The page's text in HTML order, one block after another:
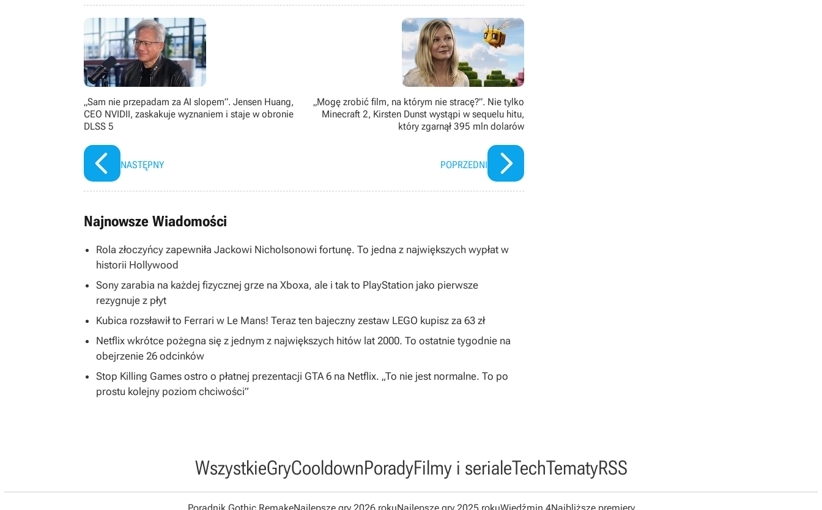
papierowymi), bijatykami, soulslike’ami i w zasadzie wszystkim, co dotyczy gier jako takich. Potrafi
zachwycać się pikselowymi postaciami z gier pamiętających czasy Game Boya łupanego (jeśli nie
starszymi).
„Sam nie przepadam za AI slopem”. Jensen Huang,
CEO NVIDII, zaskakuje wyznaniem i staje w obronie
DLSS 5
NASTĘPNY
„Mogę zrobić film, na którym nie stracę?”. Nie tylko
Minecraft 2, Kirsten Dunst wystąpi w sequelu hitu,
który zgarnął 395 mln dolarów
POPRZEDNI
Najnowsze Wiadomości
Rola złoczyńcy zapewniła Jackowi Nicholsonowi fortunę. To jedna z największych wypłat w
historii Hollywood
Sony zarabia na każdej fizycznej grze na Xboxa, ale i tak to PlayStation jako pierwsze
rezygnuje z płyt
Kubica rozsławił to Ferrari w Le Mans! Teraz ten bajeczny zestaw LEGO kupisz za 63 zł
Netflix wkrótce pożegna się z jednym z największych hitów lat 2000. To ostatnie tygodnie na
obejrzenie 26 odcinków
Stop Killing Games ostro o płatnej prezentacji GTA 6 na Netflix. „To nie jest normalne. To po
prostu kolejny poziom chciwości”
WszystkieGryCooldownPoradyFilmy i serialeTechTematyRSS